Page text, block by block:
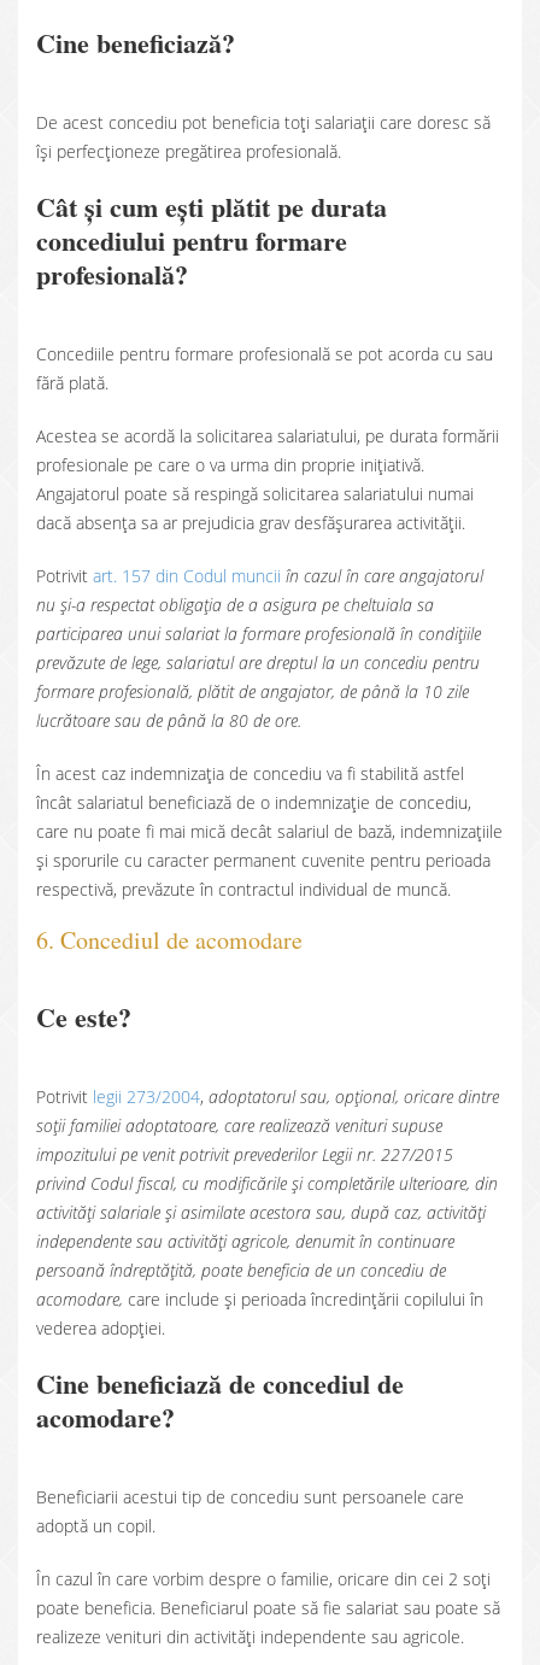
Cine beneficiază?
De acest concediu pot beneficia toți salariații care doresc să
își perfecționeze pregătirea profesională.
Cât și cum ești plătit pe durata
concediului pentru formare
profesională?
Concediile pentru formare profesională se pot acorda cu sau
fără plată.
Acestea se acordă la solicitarea salariatului, pe durata formării
profesionale pe care o va urma din proprie inițiativă.
Angajatorul poate să respingă solicitarea salariatului numai
dacă absența sa ar prejudicia grav desfășurarea activității.
Potrivit art. 157 din Codul muncii în cazul în care angajatorul
nu și-a respectat obligația de a asigura pe cheltuiala sa
participarea unui salariat la formare profesională în condițiile
prevăzute de lege, salariatul are dreptul la un concediu pentru
formare profesională, plătit de angajator, de până la 10 zile
lucrătoare sau de până la 80 de ore.
În acest caz indemnizația de concediu va fi stabilită astfel
încât salariatul beneficiază de o indemnizație de concediu,
care nu poate fi mai mică decât salariul de bază, indemnizațiile
și sporurile cu caracter permanent cuvenite pentru perioada
respectivă, prevăzute în contractul individual de muncă.
6. Concediul de acomodare
Ce este?
Potrivit legii 273/2004, adoptatorul sau, opţional, oricare dintre
soţii familiei adoptatoare, care realizează venituri supuse
impozitului pe venit potrivit prevederilor Legii nr. 227/2015
privind Codul fiscal, cu modificările şi completările ulterioare, din
activităţi salariale şi asimilate acestora sau, după caz, activităţi
independente sau activităţi agricole, denumit în continuare
persoană îndreptăţită, poate beneficia de un concediu de
acomodare, care include și perioada încredințării copilului în
vederea adopției.
Cine beneficiază de concediul de
acomodare?
Beneficiarii acestui tip de concediu sunt persoanele care
adoptă un copil.
În cazul în care vorbim despre o familie, oricare din cei 2 soți
poate beneficia. Beneficiarul poate să fie salariat sau poate să
realizeze venituri din activități independente sau agricole.